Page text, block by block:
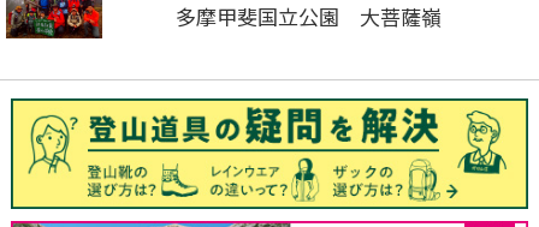
多摩甲斐国立公園 大菩薩嶺